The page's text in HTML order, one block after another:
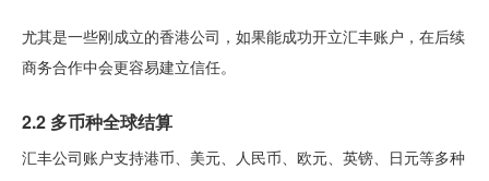
尤其是一些刚成立的香港公司，如果能成功开立汇丰账户，在后续
商务合作中会更容易建立信任。
2.2 多币种全球结算
汇丰公司账户支持港币、美元、人民币、欧元、英镑、日元等多种